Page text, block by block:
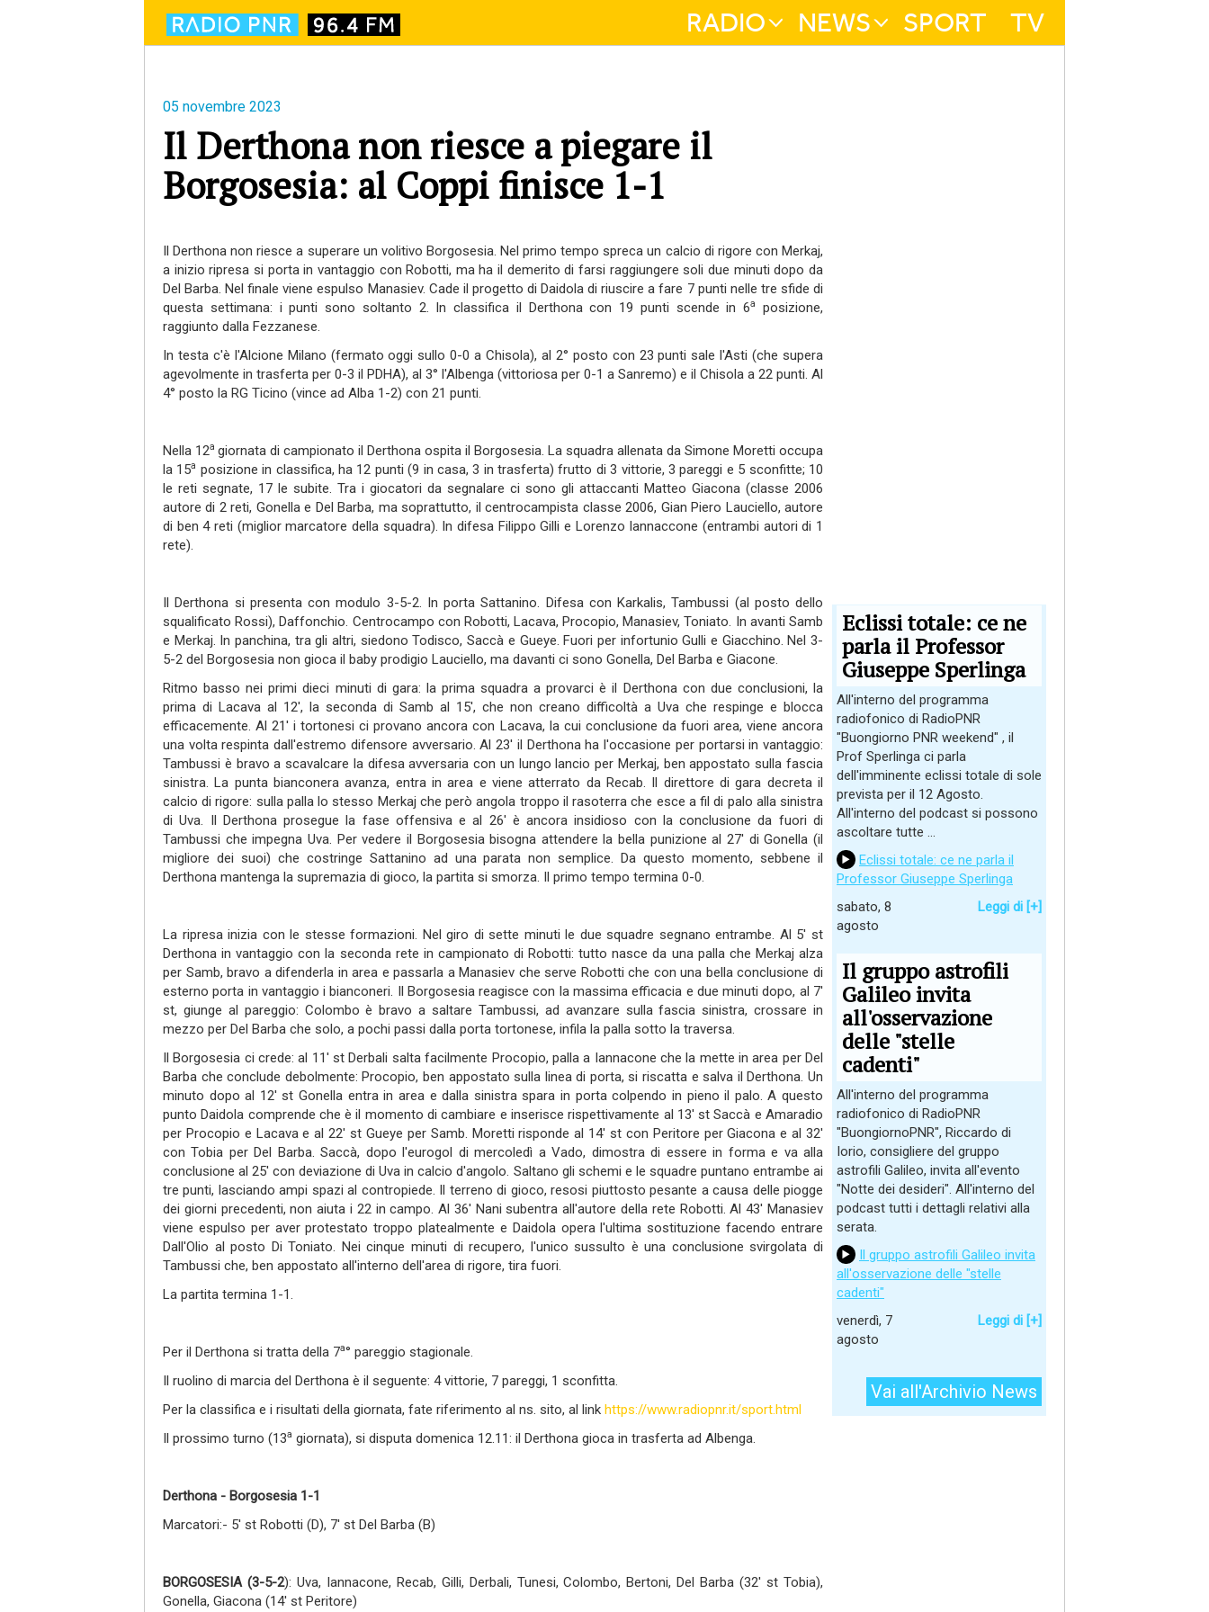
RADIO NEWS SPORT TV
05 novembre 2023
Il Derthona non riesce a piegare il
Borgosesia: al Coppi finisce 1-1
Il Derthona non riesce a superare un volitivo Borgosesia. Nel primo tempo spreca un calcio di rigore con Merkaj,
a inizio ripresa si porta in vantaggio con Robotti, ma ha il demerito di farsi raggiungere soli due minuti dopo da
Del Barba. Nel finale viene espulso Manasiev. Cade il progetto di Daidola di riuscire a fare 7 punti nelle tre sfide di
questa settimana: i punti sono soltanto 2. In classifica il Derthona con 19 punti scende in 6a
posizione,
raggiunto dalla Fezzanese.
In testa c'è l'Alcione Milano (fermato oggi sullo 0-0 a Chisola), al 2° posto con 23 punti sale l'Asti (che supera
agevolmente in trasferta per 0-3 il PDHA), al 3° l'Albenga (vittoriosa per 0-1 a Sanremo) e il Chisola a 22 punti. Al
4° posto la RG Ticino (vince ad Alba 1-2) con 21 punti.
Nella 12a giornata di campionato il Derthona ospita il Borgosesia. La squadra allenata da Simone Moretti occupa
la 15a posizione in classifica, ha 12 punti (9 in casa, 3 in trasferta) frutto di 3 vittorie, 3 pareggi e 5 sconfitte; 10
le reti segnate, 17 le subite. Tra i giocatori da segnalare ci sono gli attaccanti Matteo Giacona (classe 2006
autore di 2 reti, Gonella e Del Barba, ma soprattutto, il centrocampista classe 2006, Gian Piero Lauciello, autore
di ben 4 reti (miglior marcatore della squadra). In difesa Filippo Gilli e Lorenzo Iannaccone (entrambi autori di 1
rete).
Il Derthona si presenta con modulo 3-5-2. In porta Sattanino. Difesa con Karkalis, Tambussi (al posto dello
squalificato Rossi), Daffonchio. Centrocampo con Robotti, Lacava, Procopio, Manasiev, Toniato. In avanti Samb
e Merkaj. In panchina, tra gli altri, siedono Todisco, Saccà e Gueye. Fuori per infortunio Gulli e Giacchino. Nel 3-
5-2 del Borgosesia non gioca il baby prodigio Lauciello, ma davanti ci sono Gonella, Del Barba e Giacone.
Ritmo basso nei primi dieci minuti di gara: la prima squadra a provarci è il Derthona con due conclusioni, la
prima di Lacava al 12', la seconda di Samb al 15', che non creano difficoltà a Uva che respinge e blocca
efficacemente. Al 21' i tortonesi ci provano ancora con Lacava, la cui conclusione da fuori area, viene ancora
una volta respinta dall'estremo difensore avversario. Al 23' il Derthona ha l'occasione per portarsi in vantaggio:
Tambussi è bravo a scavalcare la difesa avversaria con un lungo lancio per Merkaj, ben appostato sulla fascia
sinistra. La punta bianconera avanza, entra in area e viene atterrato da Recab. Il direttore di gara decreta il
calcio di rigore: sulla palla lo stesso Merkaj che però angola troppo il rasoterra che esce a fil di palo alla sinistra
di Uva. Il Derthona prosegue la fase offensiva e al 26' è ancora insidioso con la conclusione da fuori di
Tambussi che impegna Uva. Per vedere il Borgosesia bisogna attendere la bella punizione al 27' di Gonella (il
migliore dei suoi) che costringe Sattanino ad una parata non semplice. Da questo momento, sebbene il
Derthona mantenga la supremazia di gioco, la partita si smorza. Il primo tempo termina 0-0.
La ripresa inizia con le stesse formazioni. Nel giro di sette minuti le due squadre segnano entrambe. Al 5' st
Derthona in vantaggio con la seconda rete in campionato di Robotti: tutto nasce da una palla che Merkaj alza
per Samb, bravo a difenderla in area e passarla a Manasiev che serve Robotti che con una bella conclusione di
esterno porta in vantaggio i bianconeri. Il Borgosesia reagisce con la massima efficacia e due minuti dopo, al 7'
st, giunge al pareggio: Colombo è bravo a saltare Tambussi, ad avanzare sulla fascia sinistra, crossare in
mezzo per Del Barba che solo, a pochi passi dalla porta tortonese, infila la palla sotto la traversa.
Il Borgosesia ci crede: al 11' st Derbali salta facilmente Procopio, palla a Iannacone che la mette in area per Del
Barba che conclude debolmente: Procopio, ben appostato sulla linea di porta, si riscatta e salva il Derthona. Un
minuto dopo al 12' st Gonella entra in area e dalla sinistra spara in porta colpendo in pieno il palo. A questo
punto Daidola comprende che è il momento di cambiare e inserisce rispettivamente al 13' st Saccà e Amaradio
per Procopio e Lacava e al 22' st Gueye per Samb. Moretti risponde al 14' st con Peritore per Giacona e al 32'
con Tobia per Del Barba. Saccà, dopo l'eurogol di mercoledì a Vado, dimostra di essere in forma e va alla
conclusione al 25' con deviazione di Uva in calcio d'angolo. Saltano gli schemi e le squadre puntano entrambe ai
tre punti, lasciando ampi spazi al contropiede. Il terreno di gioco, resosi piuttosto pesante a causa delle piogge
dei giorni precedenti, non aiuta i 22 in campo. Al 36' Nani subentra all'autore della rete Robotti. Al 43' Manasiev
viene espulso per aver protestato troppo platealmente e Daidola opera l'ultima sostituzione facendo entrare
Dall'Olio al posto Di Toniato. Nei cinque minuti di recupero, l'unico sussulto è una conclusione svirgolata di
Tambussi che, ben appostato all'interno dell'area di rigore, tira fuori.
La partita termina 1-1.
Per il Derthona si tratta della 7a° pareggio stagionale.
Il ruolino di marcia del Derthona è il seguente: 4 vittorie, 7 pareggi, 1 sconfitta.
Per la classifica e i risultati della giornata, fate riferimento al ns. sito, al link https://www.radiopnr.it/sport.html
Il prossimo turno (13a giornata), si disputa domenica 12.11: il Derthona gioca in trasferta ad Albenga.
Derthona - Borgosesia 1-1
Marcatori:- 5' st Robotti (D), 7' st Del Barba (B)
BORGOSESIA (3-5-2): Uva, Iannacone, Recab, Gilli, Derbali, Tunesi, Colombo, Bertoni, Del Barba (32' st Tobia),
Gonella, Giacona (14' st Peritore)
Eclissi totale: ce ne
parla il Professor
Giuseppe Sperlinga
All'interno del programma
radiofonico di RadioPNR
"Buongiorno PNR weekend" , il
Prof Sperlinga ci parla
dell'imminente eclissi totale di sole
prevista per il 12 Agosto.
All'interno del podcast si possono
ascoltare tutte ...
Eclissi totale: ce ne parla il
Professor Giuseppe Sperlinga
sabato, 8
agosto
Leggi di [+]
Il gruppo astrofili
Galileo invita
all'osservazione
delle "stelle
cadenti"
All'interno del programma
radiofonico di RadioPNR
"BuongiornoPNR", Riccardo di
Iorio, consigliere del gruppo
astrofili Galileo, invita all'evento
"Notte dei desideri". All'interno del
podcast tutti i dettagli relativi alla
serata.
Il gruppo astrofili Galileo invita
all'osservazione delle "stelle
cadenti"
venerdì, 7
agosto
Leggi di [+]
Vai all'Archivio News